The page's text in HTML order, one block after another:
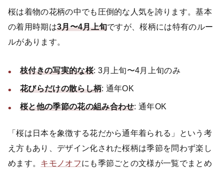
桜は着物の花柄の中でも圧倒的な人気を誇ります。基本
の着用時期は3月〜4月上旬ですが、桜柄には特有のルー
ルがあります。
枝付きの写実的な桜: 3月上旬〜4月上旬のみ
花びらだけの散らし柄: 通年OK
桜と他の季節の花の組み合わせ: 通年OK
「桜は日本を象徴する花だから通年着られる」という考
え方もあり、デザイン化された桜柄は季節を問わず楽し
めます。 キモノオフにも季節ごとの文様が一覧でまとめ